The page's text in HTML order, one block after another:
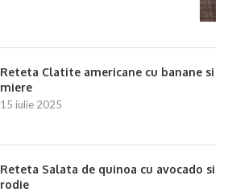
Reteta Clatite americane cu banane si
miere
15 iulie 2025
Reteta Salata de quinoa cu avocado si
rodie